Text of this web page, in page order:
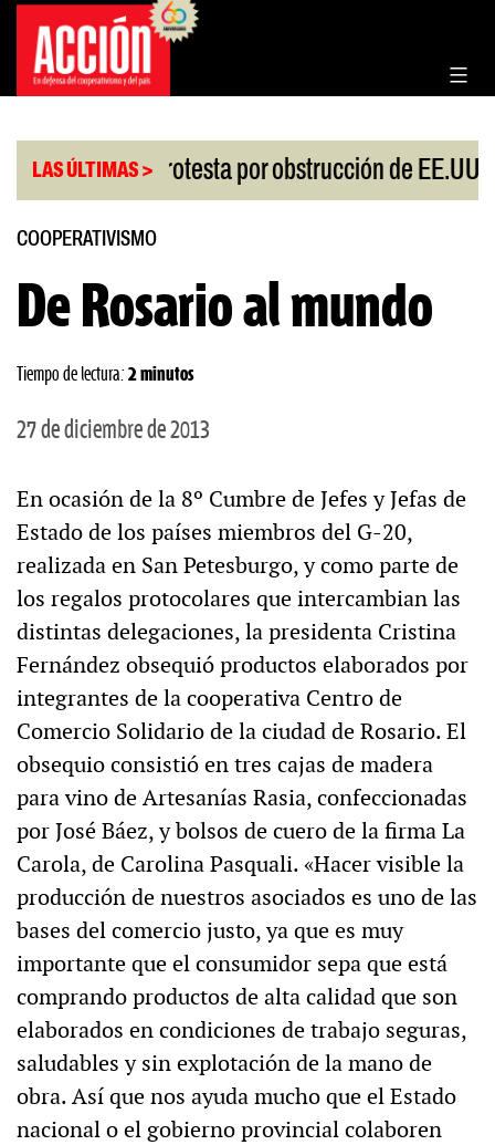
Saltar
contenido
LAS ÚLTIMAS >
China protesta por obstrucción de EE.UU en
COOPERATIVISMO
De Rosario al mundo
Tiempo de lectura: 2 minutos
27 de diciembre de 2013
En ocasión de la 8º Cumbre de Jefes y Jefas de
Estado de los países miembros del G-20,
realizada en San Petesburgo, y como parte de
los regalos protocolares que intercambian las
distintas delegaciones, la presidenta Cristina
Fernández obsequió productos elaborados por
integrantes de la cooperativa Centro de
Comercio Solidario de la ciudad de Rosario. El
obsequio consistió en tres cajas de madera
para vino de Artesanías Rasia, confeccionadas
por José Báez, y bolsos de cuero de la firma La
Carola, de Carolina Pasquali. «Hacer visible la
producción de nuestros asociados es uno de las
bases del comercio justo, ya que es muy
importante que el consumidor sepa que está
comprando productos de alta calidad que son
elaborados en condiciones de trabajo seguras,
saludables y sin explotación de la mano de
obra. Así que nos ayuda mucho que el Estado
nacional o el gobierno provincial colaboren